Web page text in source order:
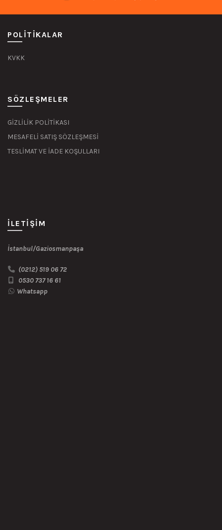
POLITIKALAR
KVKK
SÖZLEŞMELER
GİZLİLİK POLİTİKASI
MESAFELİ SATIŞ SÖZLEŞMESİ
TESLİMAT VE İADE KOŞULLARI
İLETIŞIM
İstanbul/Gaziosmanpaşa
(0212) 519 06 72
0530 737 16 61
Whatsapp